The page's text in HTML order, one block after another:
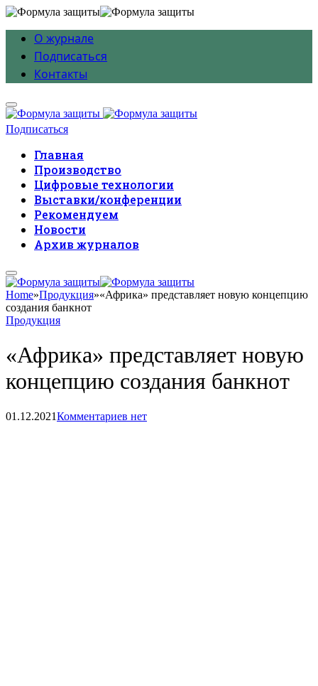
О журнале
Подписаться
Контакты
Подписаться
Главная
Производство
Цифровые технологии
Выставки/конференции
Рекомендуем
Новости
Архив журналов
Home»Продукция»«Африка» представляет новую концепцию
создания банкнот
Продукция
«Африка» представляет новую
концепцию создания банкнот
01.12.2021Комментариев нет